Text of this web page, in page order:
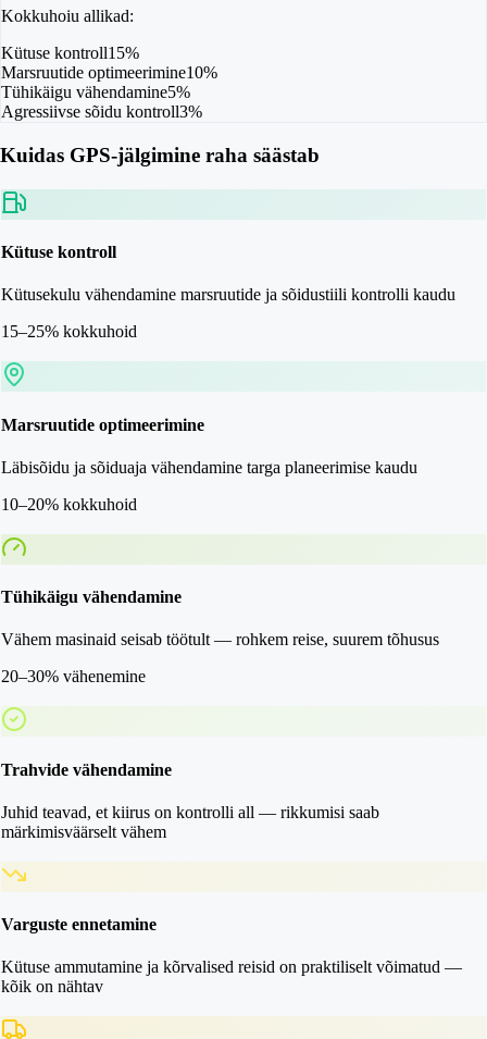
Kokkuhoiu allikad:
Kütuse kontroll15%
Marsruutide optimeerimine10%
Tühikäigu vähendamine5%
Agressiivse sõidu kontroll3%
Kuidas GPS-jälgimine raha säästab
Kütuse kontroll
Kütusekulu vähendamine marsruutide ja sõidustiili kontrolli kaudu
15–25% kokkuhoid
Marsruutide optimeerimine
Läbisõidu ja sõiduaja vähendamine targa planeerimise kaudu
10–20% kokkuhoid
Tühikäigu vähendamine
Vähem masinaid seisab töötult — rohkem reise, suurem tõhusus
20–30% vähenemine
Trahvide vähendamine
Juhid teavad, et kiirus on kontrolli all — rikkumisi saab
märkimisväärselt vähem
Varguste ennetamine
Kütuse ammutamine ja kõrvalised reisid on praktiliselt võimatud —
kõik on nähtav